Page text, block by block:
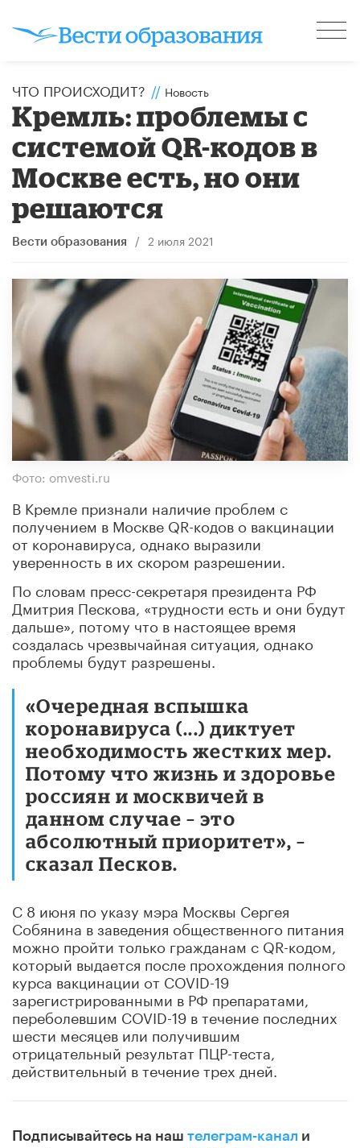
ЧТО ПРОИСХОДИТ? // Новость
Кремль: проблемы с
системой QR-кодов в
Москве есть, но они
решаются
Вести образования / 2 июля 2021
Фото: omvesti.ru
В Кремле признали наличие проблем с
получением в Москве QR-кодов о вакцинации
от коронавируса, однако выразили
уверенность в их скором разрешении.
По словам пресс-секретаря президента РФ
Дмитрия Пескова, «трудности есть и они будут
дальше», потому что в настоящее время
создалась чрезвычайная ситуация, однако
проблемы будут разрешены.
«Очередная вспышка
коронавируса (...) диктует
необходимость жестких мер.
Потому что жизнь и здоровье
россиян и москвичей в
данном случае – это
абсолютный приоритет», –
сказал Песков.
С 8 июня по указу мэра Москвы Сергея
Собянина в заведения общественного питания
можно пройти только гражданам с QR-кодом,
который выдается после прохождения полного
курса вакцинации от COVID-19
зарегистрированными в РФ препаратами,
переболевшим COVID-19 в течение последних
шести месяцев или получившим
отрицательный результат ПЦР-теста,
действительный в течение трех дней.
Подписывайтесь на наш телеграм-канал и